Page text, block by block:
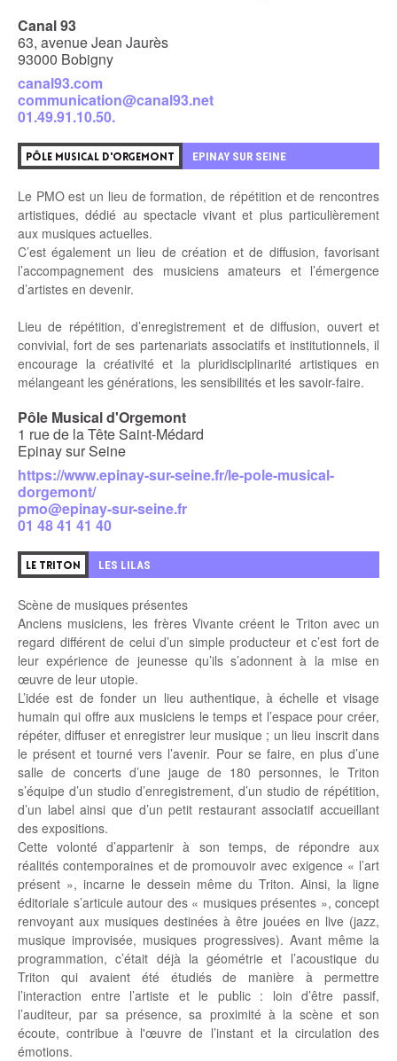
Canal 93
63, avenue Jean Jaurès
93000 Bobigny
canal93.com
communication@canal93.net
01.49.91.10.50.
PÔLE MUSICAL D'ORGEMONT EPINAY SUR SEINE
Le PMO est un lieu de formation, de répétition et de rencontres
artistiques, dédié au spectacle vivant et plus particulièrement
aux musiques actuelles.
C’est également un lieu de création et de diffusion, favorisant
l’accompagnement des musiciens amateurs et l’émergence
d’artistes en devenir.
Lieu de répétition, d’enregistrement et de diffusion, ouvert et
convivial, fort de ses partenariats associatifs et institutionnels, il
encourage la créativité et la pluridisciplinarité artistiques en
mélangeant les générations, les sensibilités et les savoir-faire.
Pôle Musical d'Orgemont
1 rue de la Tête Saint-Médard
Epinay sur Seine
https://www.epinay-sur-seine.fr/le-pole-musical-
dorgemont/
pmo@epinay-sur-seine.fr
01 48 41 41 40
LE TRITON LES LILAS
Scène de musiques présentes
Anciens musiciens, les frères Vivante créent le Triton avec un
regard différent de celui d’un simple producteur et c’est fort de
leur expérience de jeunesse qu’ils s’adonnent à la mise en
œuvre de leur utopie.
L’idée est de fonder un lieu authentique, à échelle et visage
humain qui offre aux musiciens le temps et l’espace pour créer,
répéter, diffuser et enregistrer leur musique ; un lieu inscrit dans
le présent et tourné vers l’avenir. Pour se faire, en plus d’une
salle de concerts d’une jauge de 180 personnes, le Triton
s’équipe d’un studio d’enregistrement, d’un studio de répétition,
d’un label ainsi que d’un petit restaurant associatif accueillant
des expositions.
Cette volonté d’appartenir à son temps, de répondre aux
réalités contemporaines et de promouvoir avec exigence « l’art
présent », incarne le dessein même du Triton. Ainsi, la ligne
éditoriale s’articule autour des « musiques présentes », concept
renvoyant aux musiques destinées à être jouées en live (jazz,
musique improvisée, musiques progressives). Avant même la
programmation, c’était déjà la géométrie et l’acoustique du
Triton qui avaient été étudiés de manière à permettre
l’interaction entre l’artiste et le public : loin d’être passif,
l’auditeur, par sa présence, sa proximité à la scène et son
écoute, contribue à l'œuvre de l’instant et la circulation des
émotions.